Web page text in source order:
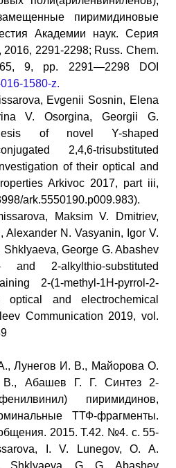
пиримидиновые
Академии наук. Серия
2291-2298; Russ. Chem.
9, pp. 2291—2298 DOI
1580-z.
Evgenii Sosnin, Elena
V. Osorgina, Georgii G.
of novel Y-shaped
2,4,6-trisubstituted
of their optical and
Arkivoc 2017, part iii,
ark.5550190.p009.983).
Maksim V. Dmitriev,
Alexander N. Vasyanin, Igor V.
Shklyaeva, George G. Abashev
and 2-alkylthio-substituted
2-(1-methyl-1H-pyrrol-2-
optical and electrochemical
Communication 2019, vol.
Лунегов И. В., Майорова О.
Абашев Г. Г. Синтез 2-
фенилвинил) пиримидинов,
ТТФ-фрагменты.
2015. Т.42. №4. с. 55-
I. V. Lunegov, O. A.
Shklyaeva, G. G. Abashev